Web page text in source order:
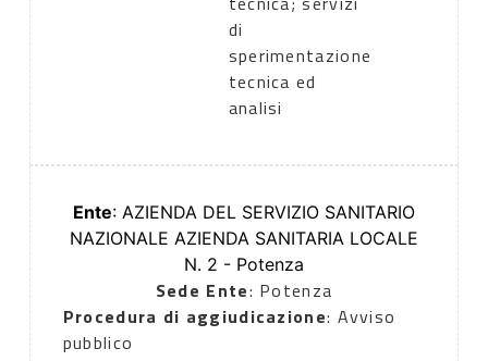
di
sperimentazione
tecnica ed
analisi
Ente: AZIENDA DEL SERVIZIO SANITARIO
NAZIONALE AZIENDA SANITARIA LOCALE
N. 2 - Potenza
Sede Ente: Potenza
Procedura di aggiudicazione: Avviso
pubblico